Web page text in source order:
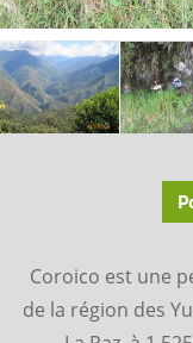
Coroico est une
de la région des